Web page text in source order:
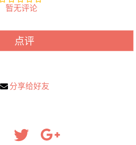
暂无评论
点评
分享给好友